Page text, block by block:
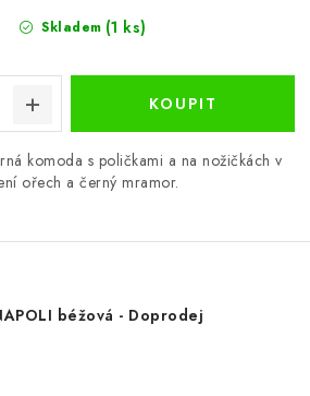
Skladem (1 ks)
komoda s poličkami a na nožičkách v
ořech a černý mramor.
béžová - Doprodej